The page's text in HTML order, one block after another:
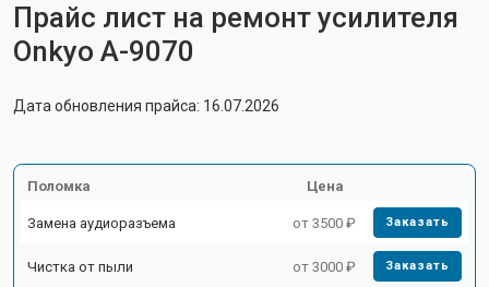
Прайс лист на ремонт усилителя
Onkyo A-9070
Дата обновления прайса: 16.07.2026
Поломка Цена
Замена аудиоразъема от 3500 ₽ Заказать
Чистка от пыли от 3000 ₽ Заказать